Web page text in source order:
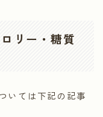
リー・糖質
いては下記の記事